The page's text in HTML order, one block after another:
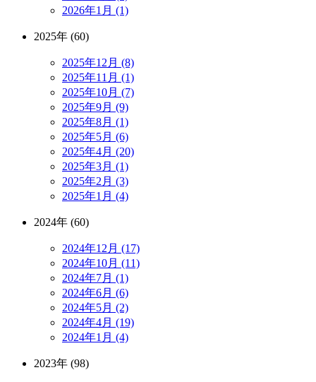
2026年1月 (1)
2025年 (60)
2025年12月 (8)
2025年11月 (1)
2025年10月 (7)
2025年9月 (9)
2025年8月 (1)
2025年5月 (6)
2025年4月 (20)
2025年3月 (1)
2025年2月 (3)
2025年1月 (4)
2024年 (60)
2024年12月 (17)
2024年10月 (11)
2024年7月 (1)
2024年6月 (6)
2024年5月 (2)
2024年4月 (19)
2024年1月 (4)
2023年 (98)